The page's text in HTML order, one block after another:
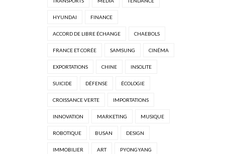
HYUNDAI FINANCE
ACCORD DE LIBRE ÉCHANGE CHAEBOLS
FRANCE ET CORÉE SAMSUNG CINÉMA
EXPORTATIONS CHINE INSOLITE
SUICIDE DÉFENSE ÉCOLOGIE
CROISSANCE VERTE IMPORTATIONS
INNOVATION MARKETING MUSIQUE
ROBOTIQUE BUSAN DESIGN
IMMOBILIER ART PYONGYANG